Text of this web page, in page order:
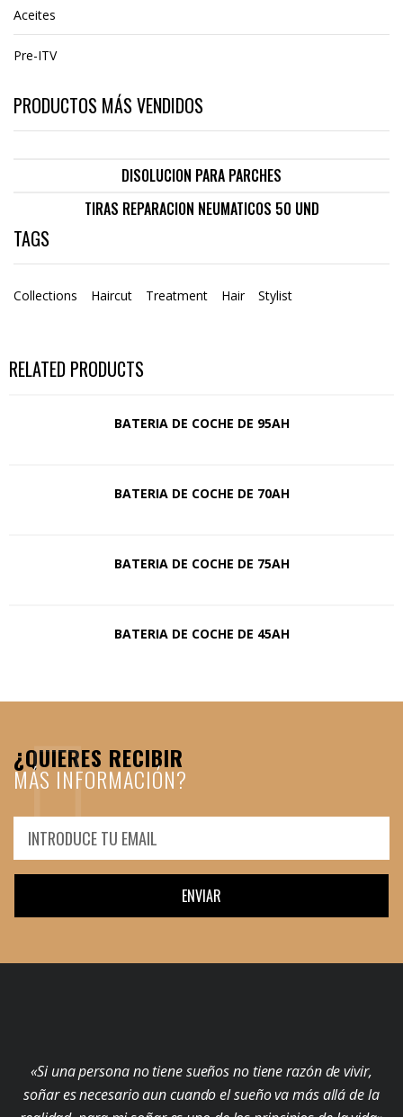
Aceites
Pre-ITV
PRODUCTOS MÁS VENDIDOS
DISOLUCION PARA PARCHES
TIRAS REPARACION NEUMATICOS 50 UND
TAGS
Collections Haircut Treatment Hair Stylist
RELATED PRODUCTS
BATERIA DE COCHE DE 95AH
BATERIA DE COCHE DE 70AH
BATERIA DE COCHE DE 75AH
BATERIA DE COCHE DE 45AH
¿QUIERES RECIBIR
MÁS INFORMACIÓN?
ENVIAR
«Si una persona no tiene sueños no tiene razón de vivir,
soñar es necesario aun cuando el sueño va más allá de la